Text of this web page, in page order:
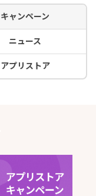
キャンペーン
ニュース
アプリストア